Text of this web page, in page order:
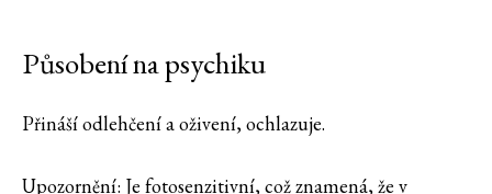
Působení na psychiku
Přináší odlehčení a oživení, ochlazuje.
Upozornění: Je fotosenzitivní, což znamená, že v